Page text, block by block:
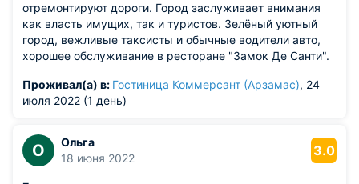
отремонтируют дороги. Город заслуживает внимания
как власть имущих, так и туристов. Зелёный уютный
город, вежливые таксисты и обычные водители авто,
хорошее обслуживание в ресторане "Замок Де Санти".
Проживал(а) в: Гостиница Коммерсант (Арзамас), 24
июля 2022 (1 день)
О
Ольга
18 июня 2022
3.0